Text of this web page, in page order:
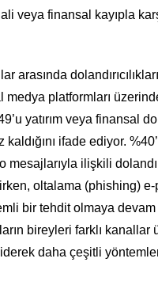
veya finansal kayıpla
arasında
medya platformları
yatırım veya finansal
ifade ediyor.
ilişkili
oltalama (phishing)
bir tehdit olmaya
bireyleri farklı kanallar
daha çeşitli yöntemler